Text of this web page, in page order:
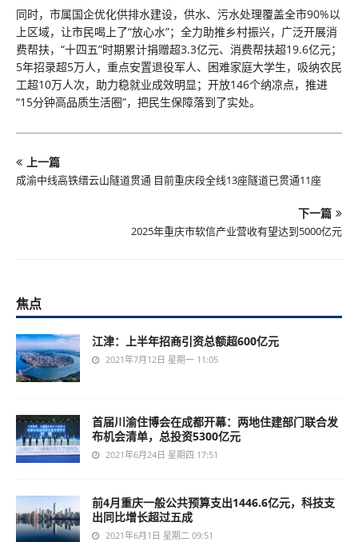
同时，市属国企优化供排水建设，供水、污水处理覆盖全市90%以
上区域，让市民喝上了“放心水”；全力助推乡村振兴，广泛开展消
费帮扶，“十四五”时期累计捐赠超3.3亿元、消费帮扶超19.6亿元；
5年招录超5万人，重点安置退役军人、困难家庭大学生，吸纳农民
工超10万人次，助力稳就业成效明显；开放146个纳凉点，推进
“15分钟高品质生活圈”，把民生保障落到了实处。
上一篇
成渝中线高铁缙云山隧道贯通 目前重庆段全线13座隧道已贯通11座
下一篇
2025年重庆市软信产业营收有望达到5000亿元
焦点
江津：上半年招商引资总额超600亿元
2021年7月12日 星期一 11:05
首届川渝住博会在成都开幕：两地住建部门联合发
布机会清单，总投资5300亿元
2021年6月24日 星期四 17:51
前4月重庆一般公共预算支出1446.6亿元，科技支
出同比增长超过五成
2021年6月1日 星期二 09:51